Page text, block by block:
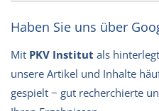
Haben Sie uns über
Mit PKV Institut als
unsere Artikel und Inhalte
gespielt − gut recherchierte